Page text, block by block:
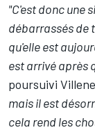
"C'est donc une
débarrassés de
qu'elle est
est arrivé après
poursuivi
mais il est
cela rend les